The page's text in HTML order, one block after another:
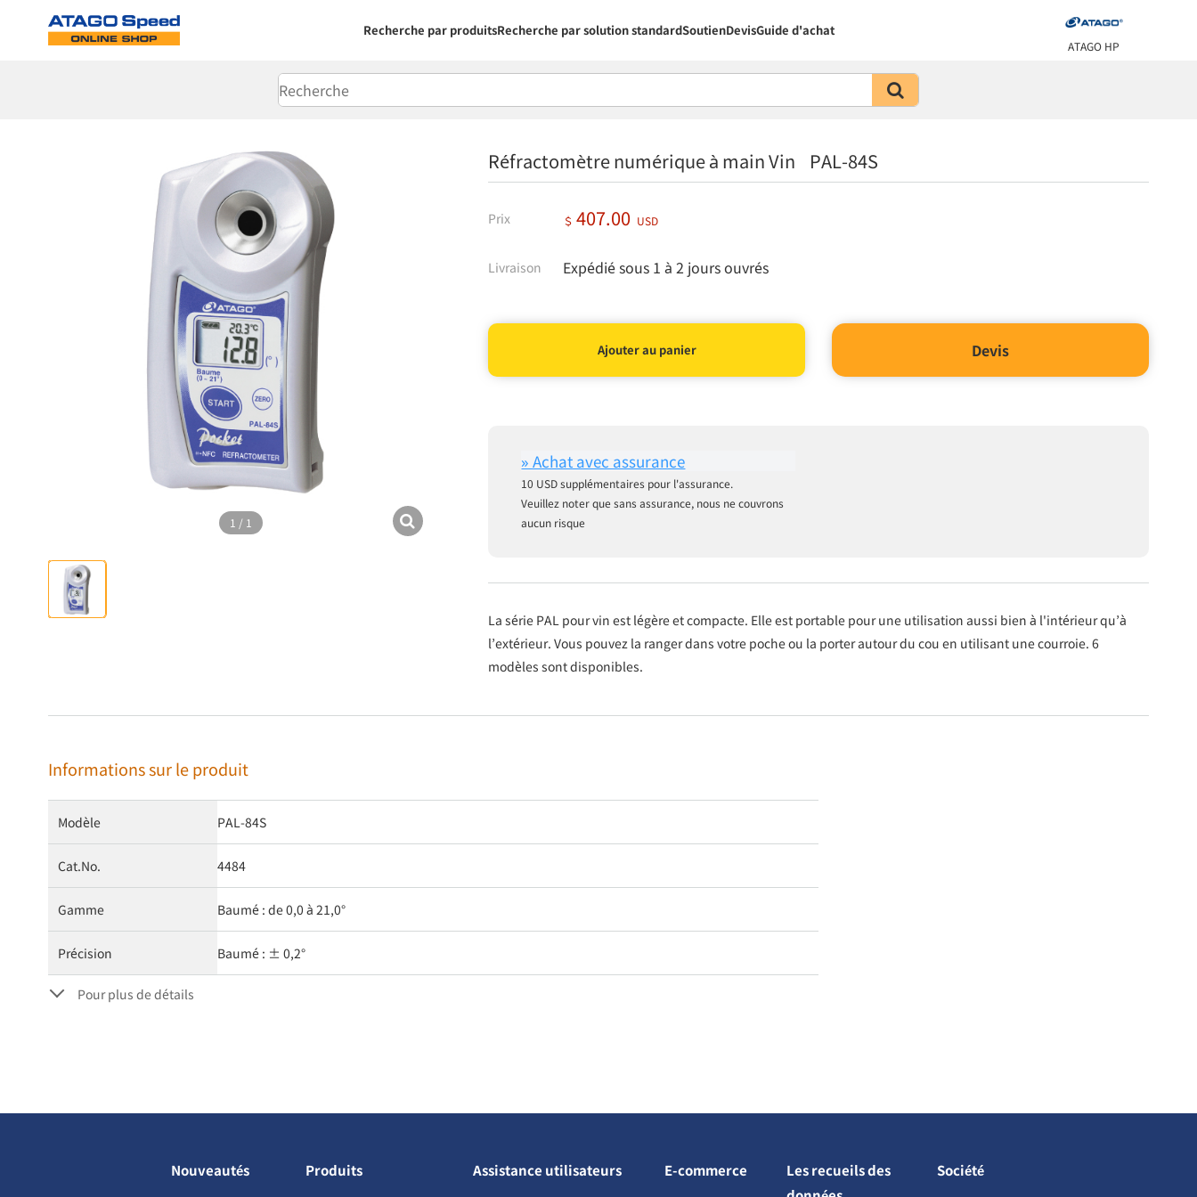
Recherche par produitsRecherche par solution standardSoutienDevisGuide d'achat
ATAGO HP
1 / 1
Réfractomètre numérique à main Vin PAL-84S
Prix ＄ 407.00 USD
Livraison Expédié sous 1 à 2 jours ouvrés
Devis
10 USD supplémentaires pour l'assurance.
Veuillez noter que sans assurance, nous ne couvrons
aucun risque
La série PAL pour vin est légère et compacte. Elle est portable pour une utilisation aussi bien à l'intérieur qu’à
l’extérieur. Vous pouvez la ranger dans votre poche ou la porter autour du cou en utilisant une courroie. 6
modèles sont disponibles.
Informations sur le produit
Modèle PAL-84S
Cat.No. 4484
Gamme Baumé : de 0,0 à 21,0°
Précision Baumé : ± 0,2°
Pour plus de détails
Nouveautés Produits Assistance utilisateurs E-commerce
Les recueils des
Société